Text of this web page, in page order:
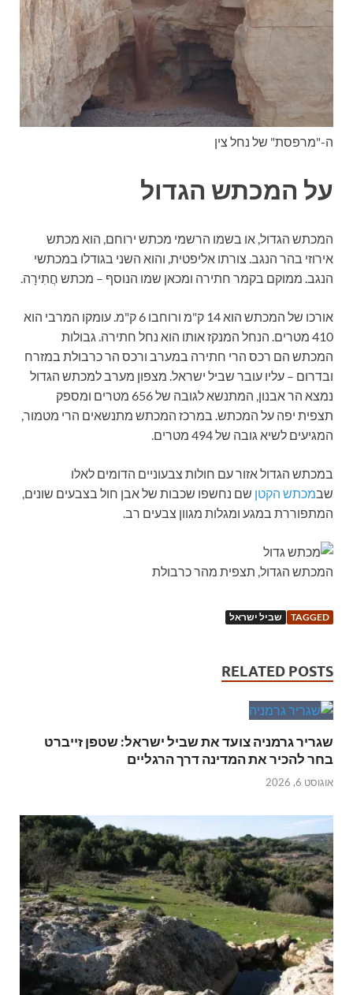
ה-"מרפסת" של נחל צין
על המכתש הגדול
המכתש הגדול, או בשמו הרשמי מכתש ירוחם, הוא מכתש
אירוזי בהר הנגב. צורתו אליפטית, והוא השני בגודלו במכתשי
הנגב. ממוקם בקמר חתירה ומכאן שמו הנוסף – מכתש חֲתִירָה.
אורכו של המכתש הוא 14 ק"מ ורוחבו 6 ק"מ. עומקו המרבי הוא
410 מטרים. הנחל המנקז אותו הוא נחל חתירה. גבולות
המכתש הם רכס הרי חתירה במערב ורכס הר כרבולת במזרח
ובדרום – עליו עובר שביל ישראל. מצפון מערב למכתש הגדול
נמצא הר אבנון, המתנשא לגובה של 656 מטרים ומספק
תצפית יפה על המכתש. במרכז המכתש מתנשאים הרי מטמור,
המגיעים לשיא גובה של 494 מטרים.
במכתש הגדול אזור עם חולות צבעוניים הדומים לאלו
שבמכתש הקטן שם נחשפו שכבות של אבן חול בצבעים שונים,
המתפוררת במגע ומגלות מגוון צבעים רב.
המכתש הגדול, תצפית מהר כרבולת
TAGGED שביל ישראל
RELATED POSTS
שגריר גרמניה צועד את שביל ישראל: שטפן זייברט
בחר להכיר את המדינה דרך הרגליים
אוגוסט 6, 2026